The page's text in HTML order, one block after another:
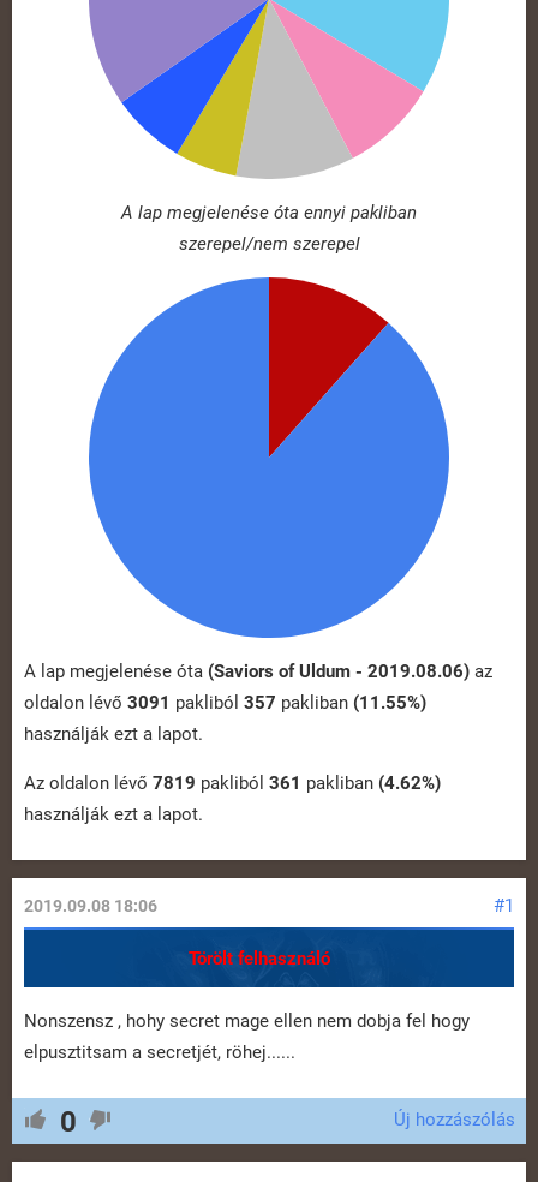
A lap megjelenése óta ennyi pakliban
szerepel/nem szerepel
A lap megjelenése óta (Saviors of Uldum - 2019.08.06) az
oldalon lévő 3091 pakliból 357 pakliban (11.55%)
használják ezt a lapot.
Az oldalon lévő 7819 pakliból 361 pakliban (4.62%)
használják ezt a lapot.
#1
2019.09.08 18:06
Törölt felhasználó
Nonszensz , hohy secret mage ellen nem dobja fel hogy
elpusztitsam a secretjét, röhej......
0 Új hozzászólás